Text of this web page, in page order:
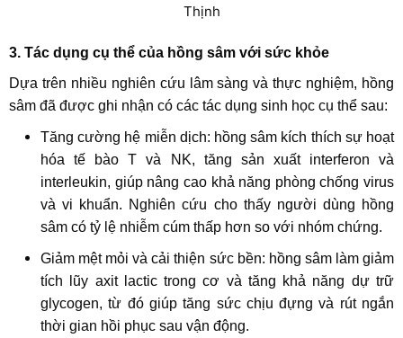
Thịnh
3. Tác dụng cụ thể của hồng sâm với sức khỏe
Dựa trên nhiều nghiên cứu lâm sàng và thực nghiệm, hồng
sâm đã được ghi nhận có các tác dụng sinh học cụ thể sau:
Tăng cường hệ miễn dịch: hồng sâm kích thích sự hoạt
hóa tế bào T và NK, tăng sản xuất interferon và
interleukin, giúp nâng cao khả năng phòng chống virus
và vi khuẩn. Nghiên cứu cho thấy người dùng hồng
sâm có tỷ lệ nhiễm cúm thấp hơn so với nhóm chứng.
Giảm mệt mỏi và cải thiện sức bền: hồng sâm làm giảm
tích lũy axit lactic trong cơ và tăng khả năng dự trữ
glycogen, từ đó giúp tăng sức chịu đựng và rút ngắn
thời gian hồi phục sau vận động.